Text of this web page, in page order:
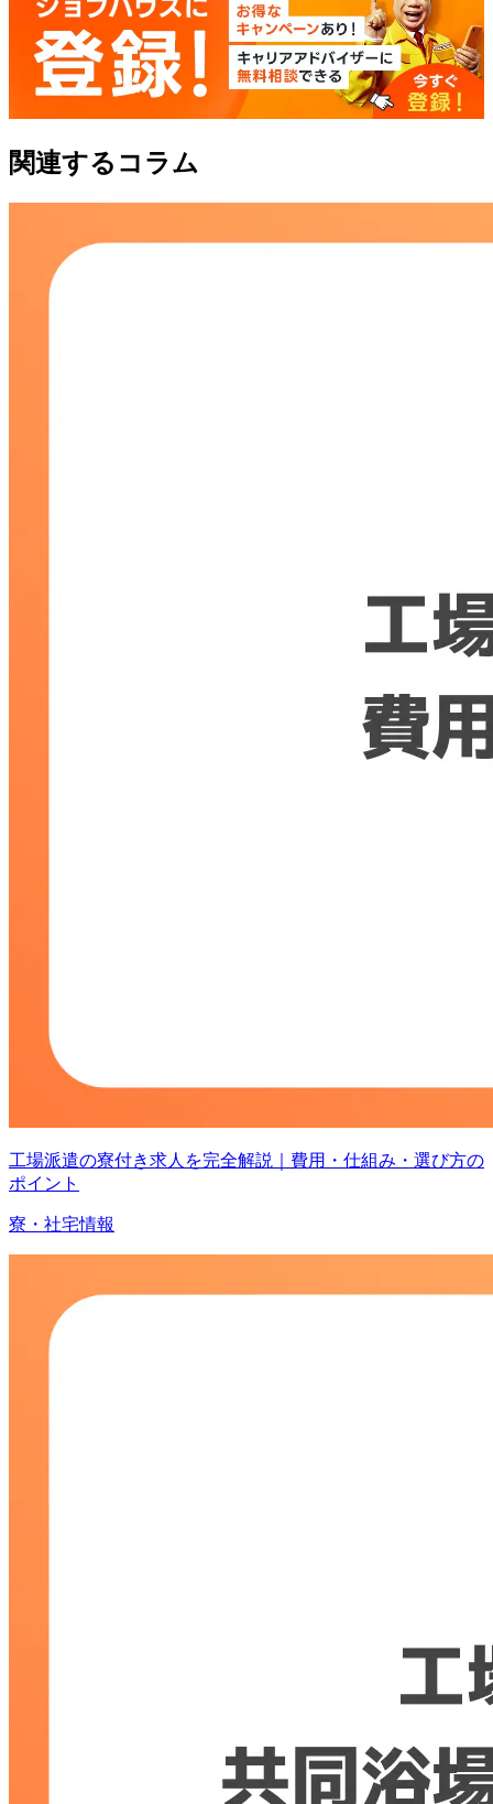
関連するコラム
工場派遣の寮付き求人を完全解説｜費用・仕組み・選び方の
ポイント
寮・社宅情報